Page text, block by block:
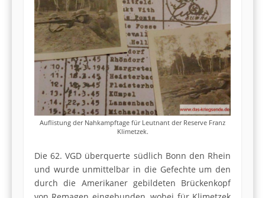
Auflistung der Nahkampftage für Leutnant der Reserve Franz
Klimetzek.
Die 62. VGD überquerte südlich Bonn den Rhein
und wurde unmittelbar in die Gefechte um den
durch die Amerikaner gebildeten Brückenkopf